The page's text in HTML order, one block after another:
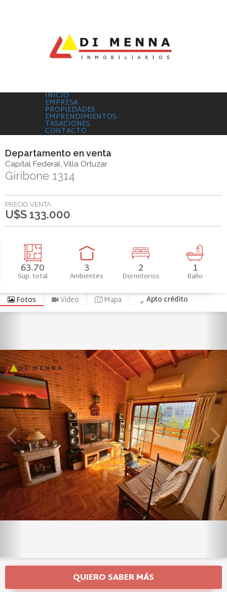
INICIO
EMPRESA
PROPIEDADES
EMPRENDIMIENTOS
TASACIONES
CONTACTO
Departamento en venta
Capital Federal Villa Ortuzar
Giribone 1314
PRECIO VENTA
U$S 133.000
63.70
Sup. total 3
Ambientes 2
Dormitorios 1
Baño
Fotos Video Mapa Apto crédito
QUIERO SABER MÁS